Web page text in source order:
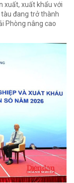
xuất, xuất khẩu với
đang trở thành
Phòng nâng cao